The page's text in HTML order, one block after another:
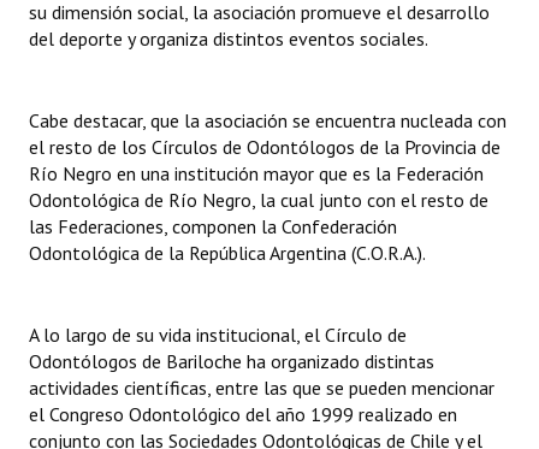
Noticias Destacadas
Datos Históricos
Premio al Mérito - Registro
Audiencias Públicas - Registro
Periodistas Decanos - Registro
Ciudadano Ilustre - Registro
Banca del Vecino - Registro
su dimensión social, la asociación promueve el desarrollo
del deporte y organiza distintos eventos sociales.
Cabe destacar, que la asociación se encuentra nucleada con
el resto de los Círculos de Odontólogos de la Provincia de
Río Negro en una institución mayor que es la Federación
Odontológica de Río Negro, la cual junto con el resto de
las Federaciones, componen la Confederación
Odontológica de la República Argentina (C.O.R.A.).
A lo largo de su vida institucional, el Círculo de
Odontólogos de Bariloche ha organizado distintas
actividades científicas, entre las que se pueden mencionar
el Congreso Odontológico del año 1999 realizado en
conjunto con las Sociedades Odontológicas de Chile y el